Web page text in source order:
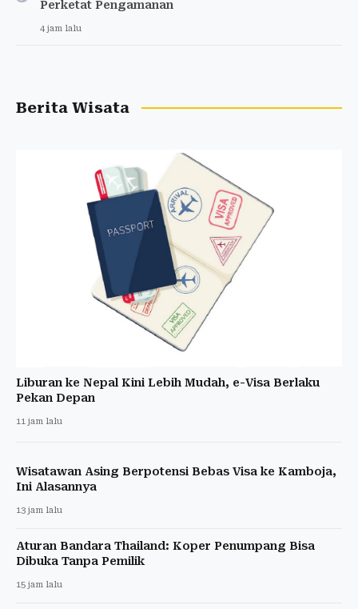
Perketat Pengamanan
4 jam lalu
Berita Wisata
Liburan ke Nepal Kini Lebih Mudah, e-Visa Berlaku
Pekan Depan
11 jam lalu
Wisatawan Asing Berpotensi Bebas Visa ke Kamboja,
Ini Alasannya
13 jam lalu
Aturan Bandara Thailand: Koper Penumpang Bisa
Dibuka Tanpa Pemilik
15 jam lalu